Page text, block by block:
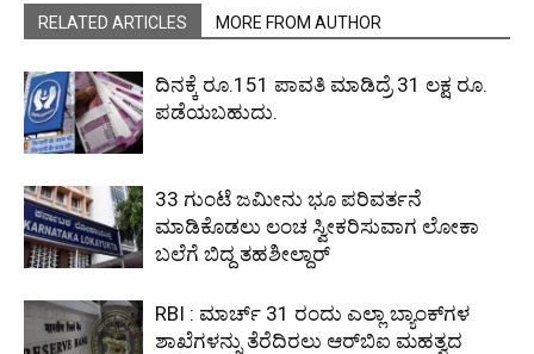
RELATED ARTICLES MORE FROM AUTHOR
ದಿನಕ್ಕೆ ರೂ.151 ಪಾವತಿ ಮಾಡಿದ್ರೆ 31 ಲಕ್ಷ ರೂ.
ಪಡೆಯಬಹುದು.
33 ಗುಂಟೆ ಜಮೀನು ಭೂ ಪರಿವರ್ತನೆ
ಮಾಡಿಕೊಡಲು ಲಂಚ ಸ್ವೀಕರಿಸುವಾಗ ಲೋಕಾ
ಬಲೆಗೆ ಬಿದ್ದ ತಹಶೀಲ್ದಾರ್
RBI : ಮಾರ್ಚ್ 31 ರಂದು ಎಲ್ಲಾ ಬ್ಯಾಂಕ್‌ಗಳ
ಶಾಖೆಗಳನ್ನು ತೆರೆದಿರಲು ಆರ್‌ಬಿಐ ಮಹತ್ವದ